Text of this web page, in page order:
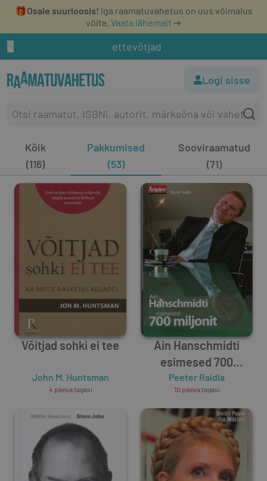
🎁Osale suurloosis! Iga raamatuvahetus on uus võimalus
võita. Vaata lähemalt ➔
ettevõtjad
Logi sisse
Kõik
(116)
Pakkumised
(53)
Sooviraamatud
(71)
Võitjad sohki ei tee
John M. Huntsman
4 päevatagasi
Ain Hanschmidti
esimesed 700
miljonit
Peeter Raidla
10 päevatagasi